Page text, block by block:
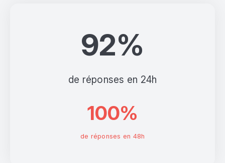
92%
de réponses en 24h
100%
de réponses en 48h